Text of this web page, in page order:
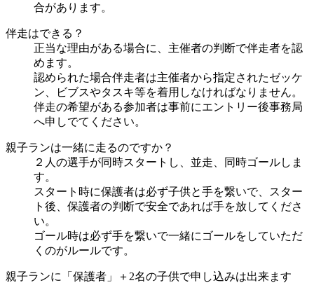
合があります。
伴走はできる？
正当な理由がある場合に、主催者の判断で伴走者を認
めます。
認められた場合伴走者は主催者から指定されたゼッケ
ン、ビブスやタスキ等を着用しなければなりません。
伴走の希望がある参加者は事前にエントリー後事務局
へ申しでてください。
親子ランは一緒に走るのですか？
２人の選手が同時スタートし、並走、同時ゴールしま
す。
スタート時に保護者は必ず子供と手を繋いで、スター
ト後、保護者の判断で安全であれば手を放してくださ
い。
ゴール時は必ず手を繋いで一緒にゴールをしていただ
くのがルールです。
親子ランに「保護者」＋2名の子供で申し込みは出来ます